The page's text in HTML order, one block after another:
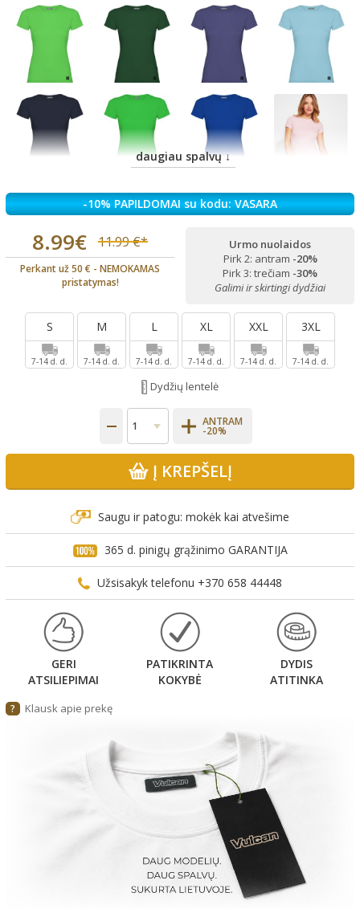
daugiau spalvų ↓
-10% PAPILDOMAI su kodu: VASARA
8.99€ 11.99 €*
Perkant už 50 € - NEMOKAMAS
pristatymas!
Urmo nuolaidos
Pirk 2: antram -20%
Pirk 3: trečiam -30%
Galimi ir skirtingi dydžiai
S
7-14 d. d.
M
7-14 d. d.
L
7-14 d. d.
XL
7-14 d. d.
XXL
7-14 d. d.
3XL
7-14 d. d.
Dydžių lentelė
ANTRAM
-20%
Į KREPŠELĮ
Saugu ir patogu: mokėk kai atvešime
365 d. pinigų grąžinimo GARANTIJA
Užsisakyk telefonu +370 658 44448
GERI
ATSILIEPIMAI
PATIKRINTA
KOKYBĖ
DYDIS
ATITINKA
? Klausk apie prekę